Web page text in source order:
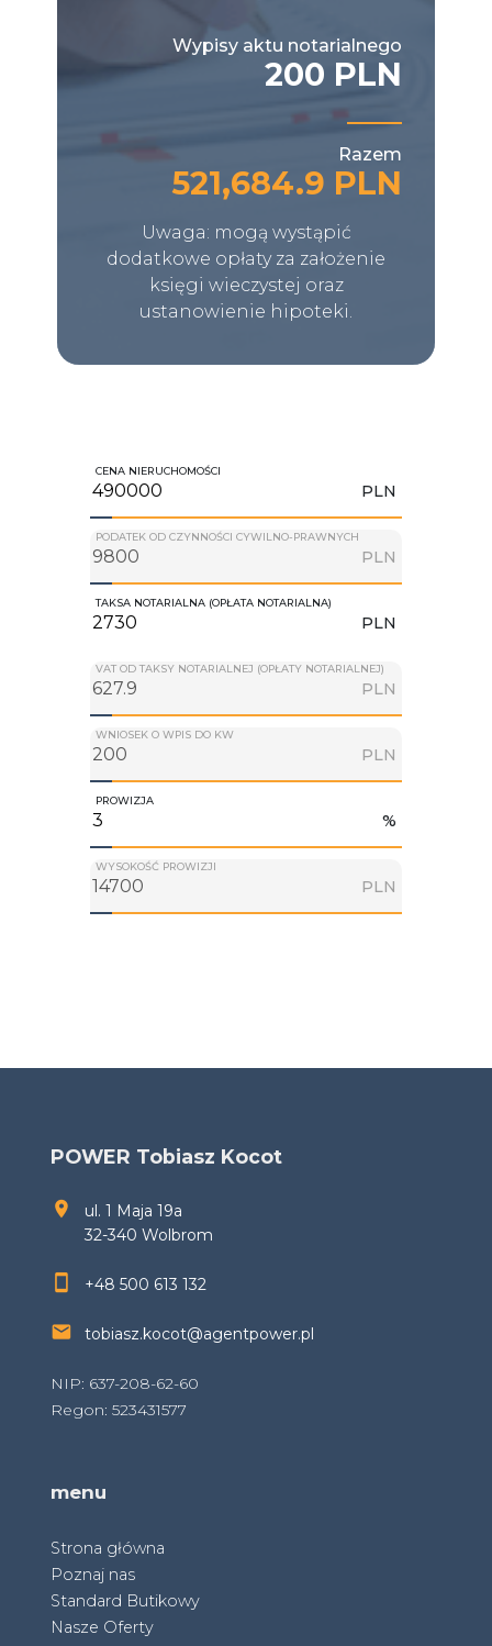
Wypisy aktu notarialnego
200 PLN
Razem
521,684.9 PLN
Uwaga: mogą wystąpić
dodatkowe opłaty za założenie
księgi wieczystej oraz
ustanowienie hipoteki.
CENA NIERUCHOMOŚCI
PLN
PODATEK OD CZYNNOŚCI CYWILNO-PRAWNYCH
PLN
TAKSA NOTARIALNA (OPŁATA NOTARIALNA)
PLN
VAT OD TAKSY NOTARIALNEJ (OPŁATY NOTARIALNEJ)
PLN
WNIOSEK O WPIS DO KW
PLN
PROWIZJA
%
WYSOKOŚĆ PROWIZJI
PLN
POWER Tobiasz Kocot
ul. 1 Maja 19a
32-340 Wolbrom
+48 500 613 132
tobiasz.kocot@agentpower.pl
NIP: 637-208-62-60
Regon: 523431577
menu
Strona główna
Poznaj nas
Standard Butikowy
Nasze Oferty